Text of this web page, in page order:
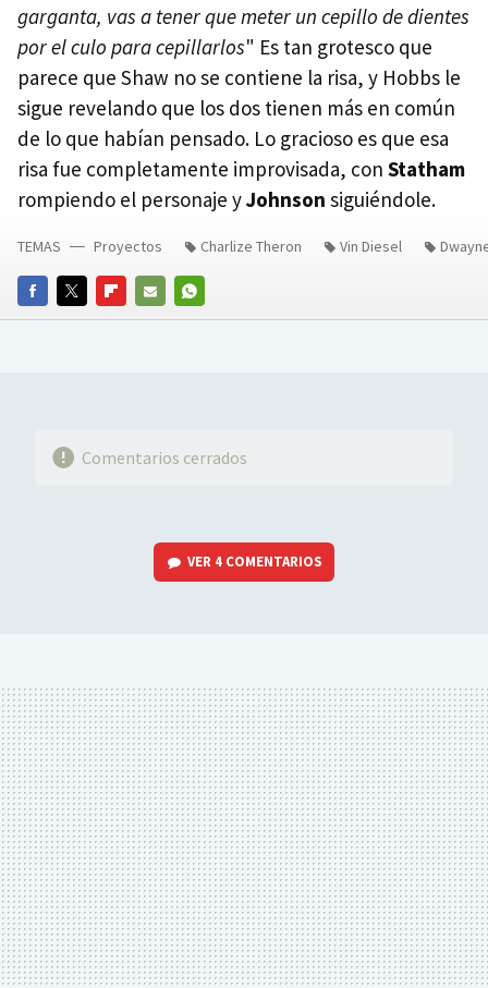
garganta, vas a tener que meter un cepillo de dientes
por el culo para cepillarlos" Es tan grotesco que
parece que Shaw no se contiene la risa, y Hobbs le
sigue revelando que los dos tienen más en común
de lo que habían pensado. Lo gracioso es que esa
risa fue completamente improvisada, con Statham
rompiendo el personaje yJohnson siguiéndole.
FACEBOOKTWITTERFLIPBOARD
E-
WHATSAPP
TEMAS Proyectos Charlize Theron Vin Diesel
Comentarios cerrados
VER 4 COMENTARIOS